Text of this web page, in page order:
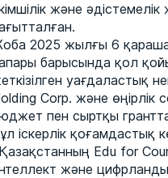
және
2025 жылғы 6
барысында қол
уағдаластық
Corp. және өңірлік
пен сыртқы
іскерлік қоғамдастық
Edu for
және